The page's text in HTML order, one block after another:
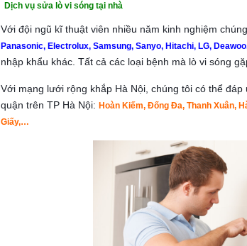
Dịch vụ sửa lò vi sóng tại nhà
Với đội ngũ kĩ thuật viên nhiều năm kinh nghiệm
Panasonic, Electrolux, Samsung, Sanyo, Hitachi, LG,
nhập khẩu khác. Tất cả các loại bệnh mà lò vi sóng
Với mạng lưới rộng khắp Hà Nội, chúng tôi có thể
quận trên TP Hà Nội: Hoàn Kiếm, Đống Đa, Thanh Xuân,
Giấy,…